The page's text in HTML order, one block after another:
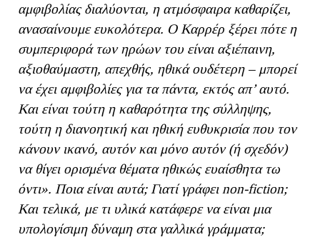
αμφιβολίας διαλύονται, η ατμόσφαιρα καθαρίζει,
ανασαίνουμε ευκολότερα. Ο Καρρέρ ξέρει πότε η
συμπεριφορά των ηρώων του είναι αξιέπαινη,
αξιοθαύμαστη, απεχθής, ηθικά ουδέτερη – μπορεί
να έχει αμφιβολίες για τα πάντα, εκτός απ’ αυτό.
Και είναι τούτη η καθαρότητα της σύλληψης,
τούτη η διανοητική και ηθική ευθυκρισία που τον
κάνουν ικανό, αυτόν και μόνο αυτόν (ή σχεδόν)
να θίγει ορισμένα θέματα ηθικώς ευαίσθητα τω
όντι». Ποια είναι αυτά; Γιατί γράφει non-fiction;
Και τελικά, με τι υλικά κατάφερε να είναι μια
υπολογίσιμη δύναμη στα γαλλικά γράμματα;